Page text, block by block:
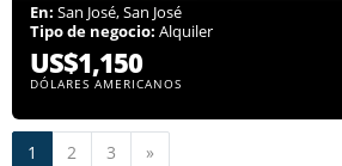
En: San José, San José
Tipo de negocio: Alquiler
US$1,150
DÓLARES AMERICANOS
1 2 3 »